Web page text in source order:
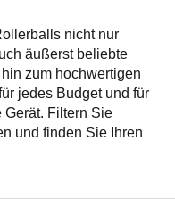
nicht nur
äußerst beliebte
zum hochwertigen
jedes Budget und für
Gerät. Filtern Sie
und finden Sie Ihren